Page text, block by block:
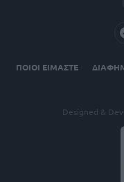
ΠΟΙΟΙ ΕΙΜΑΣΤΕ
Designed &